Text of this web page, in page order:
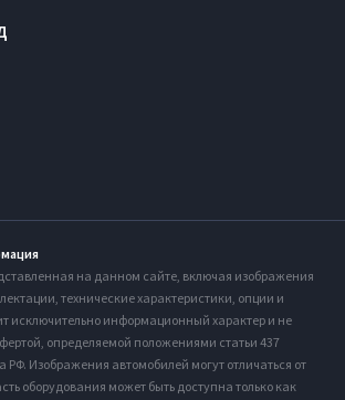
на данном сайте, включая изображения
технические характеристики, опции и
исключительно информационный характер и не
определяемой положениями статьи 437
РФ. Изображения автомобилей могут отличаться от
оборудования может быть доступна только как